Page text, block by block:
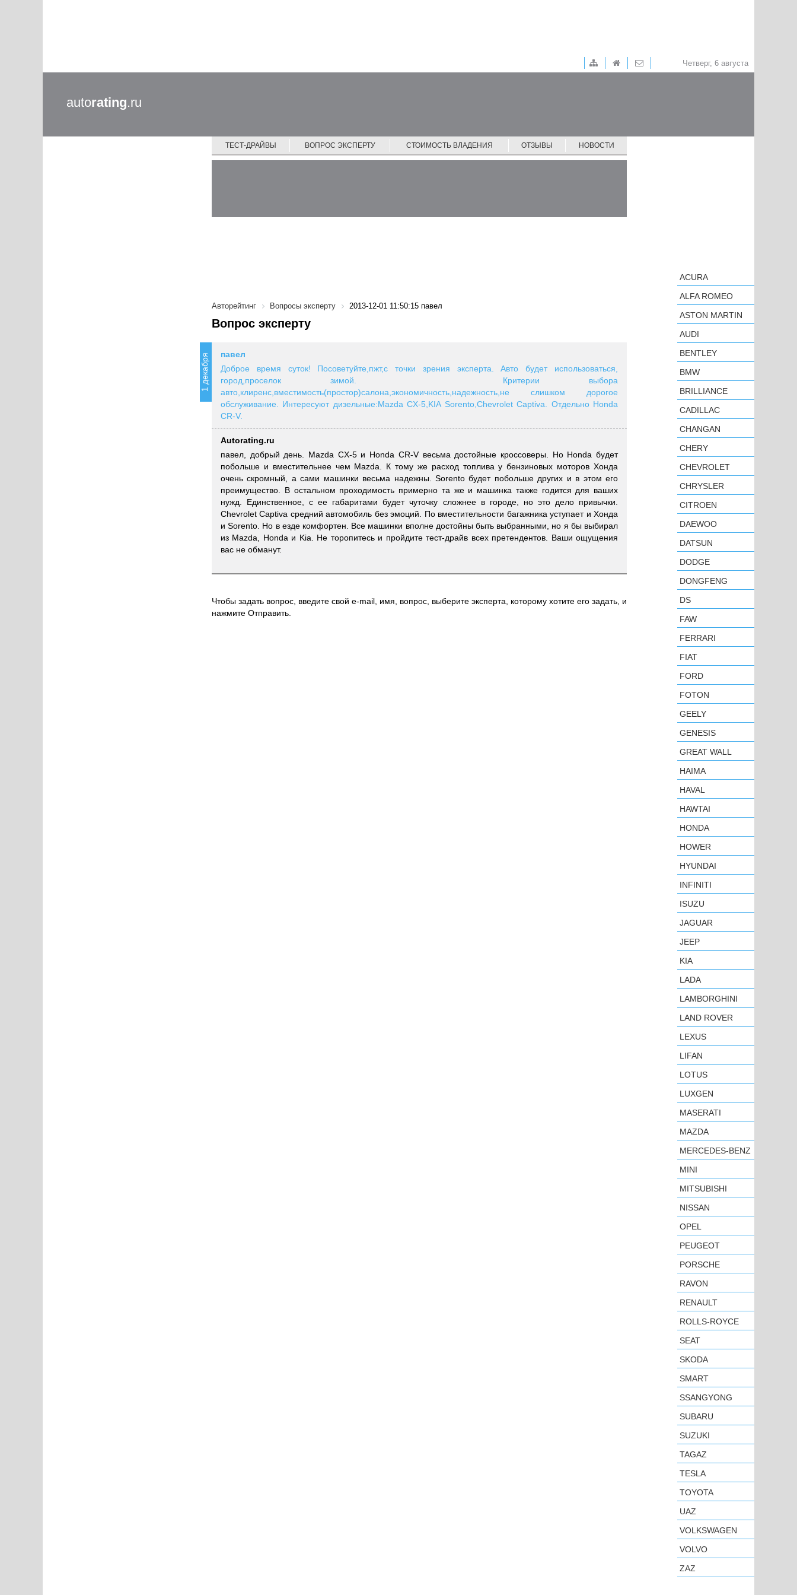
Четверг, 6 августа
autorating.ru
ТЕСТ-ДРАЙВЫ ВОПРОС ЭКСПЕРТУ СТОИМОСТЬ ВЛАДЕНИЯ ОТЗЫВЫ НОВОСТИ
Авторейтинг Вопросы эксперту 2013-12-01 11:50:15 павел
Вопрос эксперту
1 декабря
павел
Доброе время суток! Посоветуйте,пжт,с точки зрения эксперта. Авто будет использоваться,
город,проселок зимой. Критерии выбора
авто,клиренс,вместимость(простор)салона,экономичность,надежность,не слишком дорогое
обслуживание. Интересуют дизельные:Mazda CX-5,KIA Sorento,Chevrolet Captiva. Отдельно Honda
CR-V.
Autorating.ru
павел, добрый день. Mazda CX-5 и Honda CR-V весьма достойные кроссоверы. Но Honda будет
побольше и вместительнее чем Mazda. К тому же расход топлива у бензиновых моторов Хонда
очень скромный, а сами машинки весьма надежны. Sorento будет побольше других и в этом его
преимущество. В остальном проходимость примерно та же и машинка также годится для ваших
нужд. Единственное, с ее габаритами будет чуточку сложнее в городе, но это дело привычки.
Chevrolet Captiva средний автомобиль без эмоций. По вместительности багажника уступает и Хонда
и Sorento. Но в езде комфортен. Все машинки вполне достойны быть выбранными, но я бы выбирал
из Mazda, Honda и Kia. Не торопитесь и пройдите тест-драйв всех претендентов. Ваши ощущения
вас не обманут.
Чтобы задать вопрос, введите свой e-mail, имя, вопрос, выберите эксперта, которому хотите его задать, и
нажмите Отправить.
ACURA
ALFA ROMEO
ASTON MARTIN
AUDI
BENTLEY
BMW
BRILLIANCE
CADILLAC
CHANGAN
CHERY
CHEVROLET
CHRYSLER
CITROEN
DAEWOO
DATSUN
DODGE
DONGFENG
DS
FAW
FERRARI
FIAT
FORD
FOTON
GEELY
GENESIS
GREAT WALL
HAIMA
HAVAL
HAWTAI
HONDA
HOWER
HYUNDAI
INFINITI
ISUZU
JAGUAR
JEEP
KIA
LADA
LAMBORGHINI
LAND ROVER
LEXUS
LIFAN
LOTUS
LUXGEN
MASERATI
MAZDA
MERCEDES-BENZ
MINI
MITSUBISHI
NISSAN
OPEL
PEUGEOT
PORSCHE
RAVON
RENAULT
ROLLS-ROYCE
SEAT
SKODA
SMART
SSANGYONG
SUBARU
SUZUKI
TAGAZ
TESLA
TOYOTA
UAZ
VOLKSWAGEN
VOLVO
ZAZ